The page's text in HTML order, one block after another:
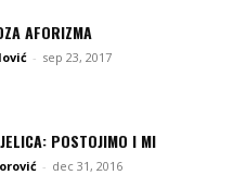
AFORIZMA
- sep 23, 2017
POSTOJIMO I MI
- dec 31, 2016